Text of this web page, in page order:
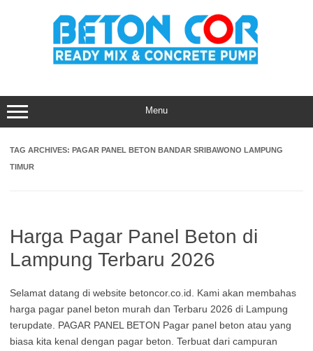
Menu
TAG ARCHIVES: PAGAR PANEL BETON BANDAR SRIBAWONO LAMPUNG
TIMUR
Harga Pagar Panel Beton di
Lampung Terbaru 2026
Selamat datang di website betoncor.co.id. Kami akan membahas
harga pagar panel beton murah dan Terbaru 2026 di Lampung
terupdate. PAGAR PANEL BETON Pagar panel beton atau yang
biasa kita kenal dengan pagar beton. Terbuat dari campuran